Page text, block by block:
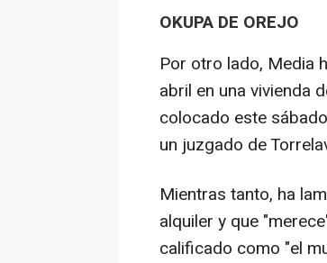
OKUPA DE OREJO
Por otro lado, Media
abril en una vivienda
colocado este
un juzgado de
Mientras tanto, ha
alquiler y que
calificado como "el